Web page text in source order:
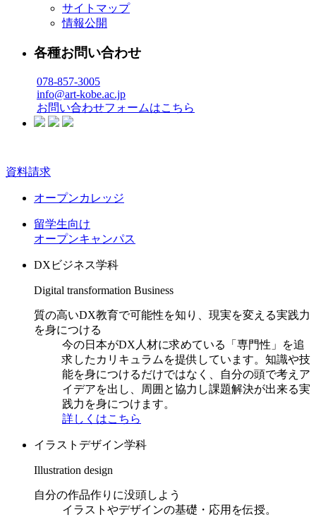
サイトマップ
情報公開
各種お問い合わせ
078-857-3005
info@art-kobe.ac.jp
お問い合わせフォームはこちら
資料請求
オープンカレッジ
留学生向け
オープンキャンパス
DXビジネス学科
Digital transformation Business
質の高いDX教育で可能性を知り、現実を変える実践力
を身につける
今の日本がDX人材に求めている「専門性」を追
求したカリキュラムを提供しています。知識や技
能を身につけるだけではなく、自分の頭で考えア
イデアを出し、周囲と協力し課題解決が出来る実
践力を身につけます。
詳しくはこちら
イラストデザイン学科
Illustration design
自分の作品作りに没頭しよう
イラストやデザインの基礎・応用を伝授。